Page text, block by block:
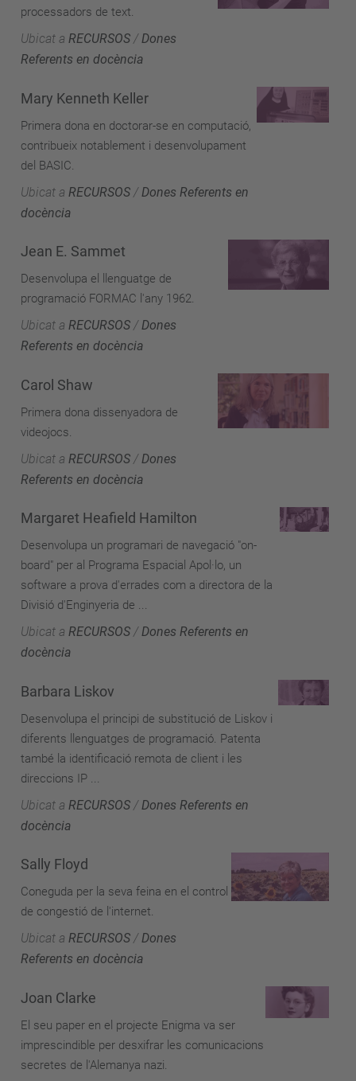
processadors de text.
Ubicat a RECURSOS /Dones
Referents en docència
Mary Kenneth Keller
Primera dona en doctorar-se en computació,
contribueix notablement i desenvolupament
del BASIC.
Ubicat a RECURSOS / Dones Referents en
docència
Jean E. Sammet
Desenvolupa el llenguatge de
programació FORMAC l'any 1962.
Ubicat a RECURSOS /Dones
Referents en docència
Carol Shaw
Primera dona dissenyadora de
videojocs.
Ubicat a RECURSOS / Dones
Referents en docència
Margaret Heafield Hamilton
Desenvolupa un programari de navegació "on-
board" per al Programa Espacial Apol·lo, un
software a prova d'errades com a directora de la
Divisió d'Enginyeria de ...
Ubicat a RECURSOS /Dones Referents en
docència
Barbara Liskov
Desenvolupa el principi de substitució de Liskov i
diferents llenguatges de programació. Patenta
també la identificació remota de client i les
direccions IP ...
Ubicat a RECURSOS / Dones Referents en
docència
Sally Floyd
Coneguda per la seva feina en el control
de congestió de l'internet.
Ubicat a RECURSOS /Dones
Referents en docència
Joan Clarke
El seu paper en el projecte Enigma va ser
imprescindible per desxifrar les comunicacions
secretes de l'Alemanya nazi.